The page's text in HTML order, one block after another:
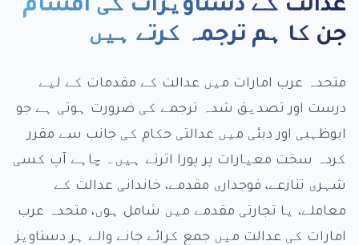
جن کا ہم ترجمہ کرتے ہیں
متحدہ عرب امارات میں عدالت کے مقدمات کے لیے
درست اور تصدیق شدہ ترجمے کی ضرورت ہوتی ہے جو
ابوظہبی اور دبئی میں عدالتی حکام کی جانب سے مقرر
کردہ سخت معیارات پر پورا اترتے ہیں۔ چاہے آپ کسی
شہری تنازعے، فوجداری مقدمے، خاندانی عدالت کے
معاملے، یا تجارتی مقدمے میں شامل ہوں، متحدہ عرب
امارات کی عدالت میں جمع کرائے جانے والے ہر دستاویز